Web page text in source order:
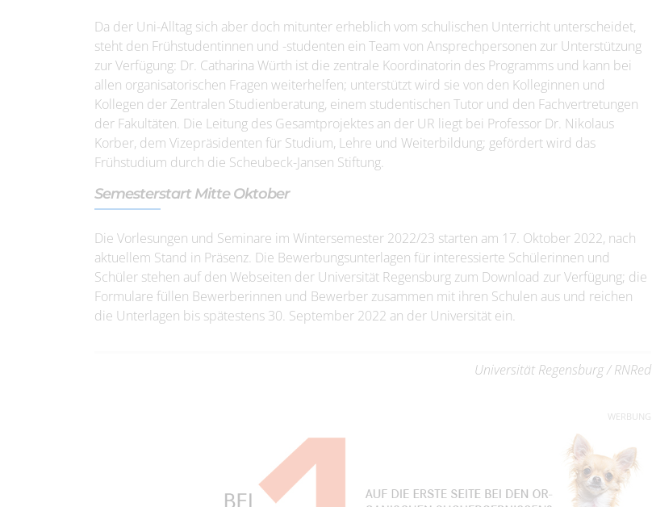
Da der Uni-Alltag sich aber doch mitunter erheblich vom schulischen Unterricht unterscheidet,
steht den Frühstudentinnen und -studenten ein Team von Ansprechpersonen zur Unterstützung
zur Verfügung: Dr. Catharina Würth ist die zentrale Koordinatorin des Programms und kann bei
allen organisatorischen Fragen weiterhelfen; unterstützt wird sie von den Kolleginnen und
Kollegen der Zentralen Studienberatung, einem studentischen Tutor und den Fachvertretungen
der Fakultäten. Die Leitung des Gesamtprojektes an der UR liegt bei Professor Dr. Nikolaus
Korber, dem Vizepräsidenten für Studium, Lehre und Weiterbildung; gefördert wird das
Frühstudium durch die Scheubeck-Jansen Stiftung.
Semesterstart Mitte Oktober
Die Vorlesungen und Seminare im Wintersemester 2022/23 starten am 17. Oktober 2022, nach
aktuellem Stand in Präsenz. Die Bewerbungsunterlagen für interessierte Schülerinnen und
Schüler stehen auf den Webseiten der Universität Regensburg zum Download zur Verfügung; die
Formulare füllen Bewerberinnen und Bewerber zusammen mit ihren Schulen aus und reichen
die Unterlagen bis spätestens 30. September 2022 an der Universität ein.
Universität Regensburg / RNRed
WERBUNG